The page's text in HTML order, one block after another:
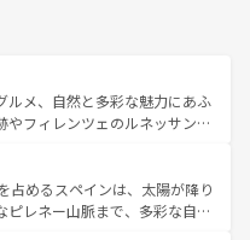
ルメ、自然と多彩な魅力にあふ
やフィレンツェのルネッサンス
園風景やアマルフィ海岸の絶
ない。観光の合間には、本場の
イタリア料理を堪能することも
占めるスペインは、太陽が降り
ピレネー山脈まで、多彩な自然